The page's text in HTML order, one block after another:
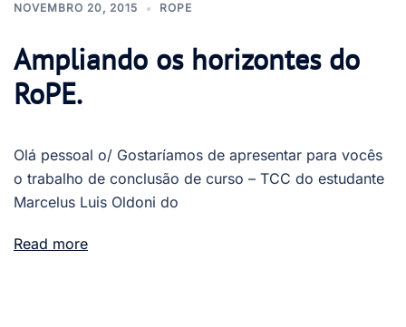
NOVEMBRO 20, 2015 ROPE
Ampliando os horizontes do
RoPE.
Olá pessoal o/ Gostaríamos de apresentar para vocês
o trabalho de conclusão de curso – TCC do estudante
Marcelus Luis Oldoni do
Read more